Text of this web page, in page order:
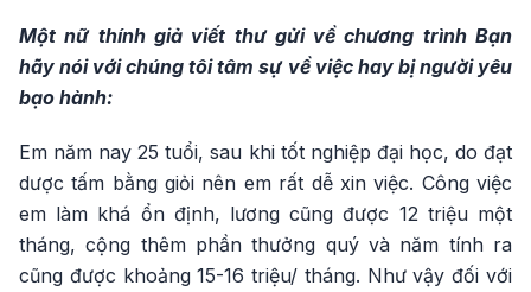
Một nữ thính giả viết thư gửi về chương trình Bạn
hãy nói với chúng tôi tâm sự về việc hay bị người yêu
bạo hành:
Em năm nay 25 tuổi, sau khi tốt nghiệp đại học, do đạt
dược tấm bằng giỏi nên em rất dễ xin việc. Công việc
em làm khá ổn định, lương cũng được 12 triệu một
tháng, cộng thêm phần thưởng quý và năm tính ra
cũng được khoảng 15-16 triệu/ tháng. Như vậy đối với